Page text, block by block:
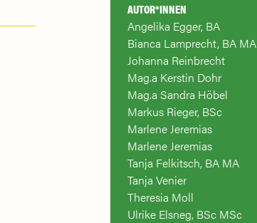
AUTOR*INNEN
Angelika Egger, BA
Bianca Lamprecht, BA MA
Johanna Reinbrecht
Mag.a Kerstin Dohr
Mag.a Sandra Höbel
Markus Rieger, BSc
Marlene Jeremias
Marlene Jeremias
Tanja Felkitsch, BA MA
Tanja Venier
Theresia Moll
Ulrike Elsneg, BSc MSc